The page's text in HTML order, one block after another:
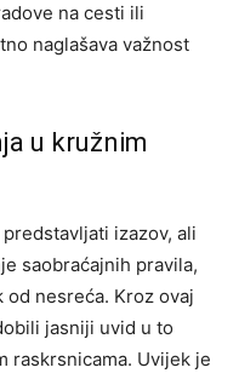
na cesti ili
naglašava važnost
u kružnim
izazov, ali
saobraćajnih pravila,
nesreća. Kroz ovaj
jasniji uvid u to
raskrsnicama. Uvijek je